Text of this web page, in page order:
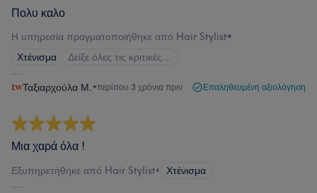
Πολυ καλο
Η υπηρεσία πραγματοποιήθηκε από Hair Stylist•
Χτένισμα
Δείξε όλες τις κριτικές…
Ταξιαρχούλα Μ. •περίπου 3 χρόνια πριν Επαληθευμένη αξιολόγηση
Μια χαρά όλα !
Εξυπηρετήθηκε από Hair Stylist• Χτένισμα